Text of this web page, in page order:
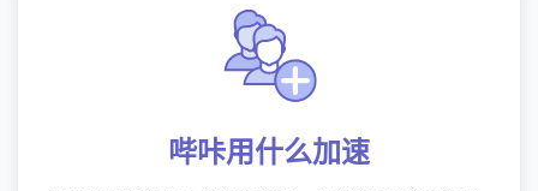
哔咔用什么加速